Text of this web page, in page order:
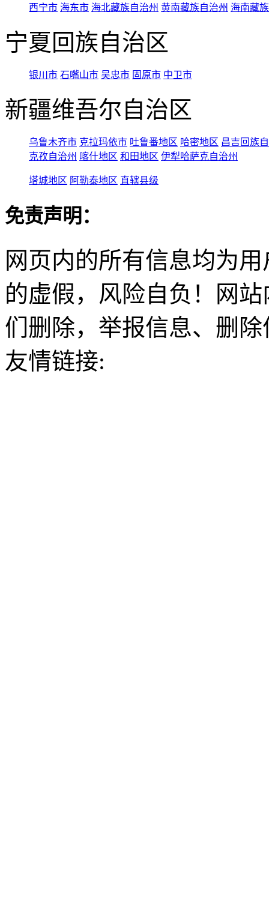
西宁市 海东市 海北藏族自治州 黄南藏族自治州 海南藏
宁夏回族自治区
银川市 石嘴山市 吴忠市 固原市 中卫市
新疆维吾尔自治区
乌鲁木齐市 克拉玛依市 吐鲁番地区 哈密地区 昌吉回族
克孜自治州 喀什地区 和田地区 伊犁哈萨克自治州
塔城地区 阿勒泰地区 直辖县级
免责声明：
网页内的所有信息均为
的虚假，风险自负！网
们删除，举报信息、删
友情链接: